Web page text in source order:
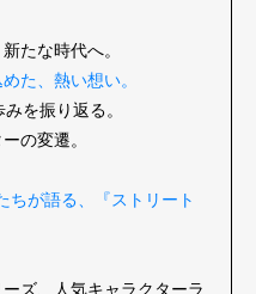
たな時代へ。
た、熱い想い。
を振り返る。
の変遷。
ちが語る、『ストリート
ズ、人気キャラクターラ